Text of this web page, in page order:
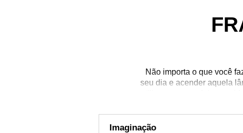
Não importa o que você
seu dia e acender aquela
utilizamos para deixar a
inteligente e de acordo
Imaginação